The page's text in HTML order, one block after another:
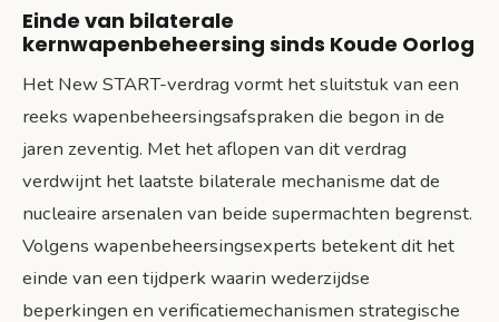
Einde van bilaterale
kernwapenbeheersing sinds Koude Oorlog
Het New START-verdrag vormt het sluitstuk van een
reeks wapenbeheersingsafspraken die begon in de
jaren zeventig. Met het aflopen van dit verdrag
verdwijnt het laatste bilaterale mechanisme dat de
nucleaire arsenalen van beide supermachten begrenst.
Volgens wapenbeheersingsexperts betekent dit het
einde van een tijdperk waarin wederzijdse
beperkingen en verificatiemechanismen strategische